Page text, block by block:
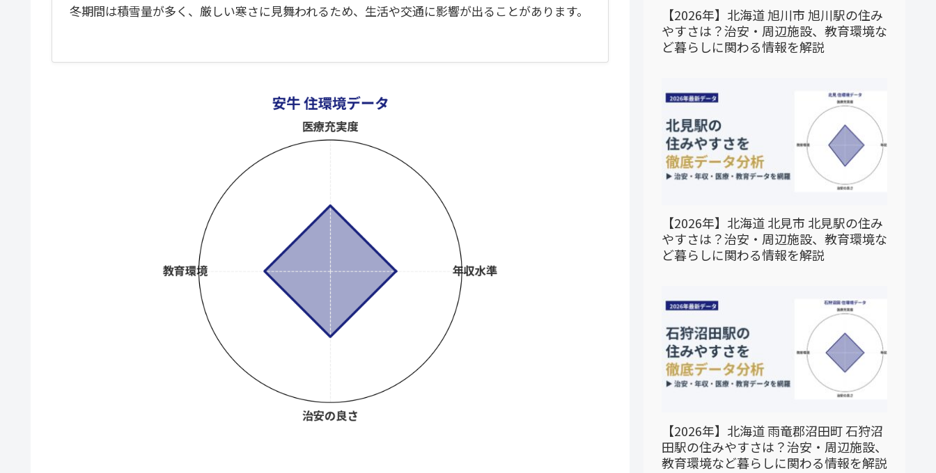
冬期間は積雪量が多く、厳しい寒さに見舞われるため、生活や交通に影響が出ることがあります。
【2026年】北海道 旭川市 旭川駅の住み
やすさは？治安・周辺施設、教育環境な
ど暮らしに関わる情報を解説
【2026年】北海道 北見市 北見駅の住み
やすさは？治安・周辺施設、教育環境な
ど暮らしに関わる情報を解説
【2026年】北海道 雨竜郡沼田町 石狩沼
田駅の住みやすさは？治安・周辺施設、
教育環境など暮らしに関わる情報を解説